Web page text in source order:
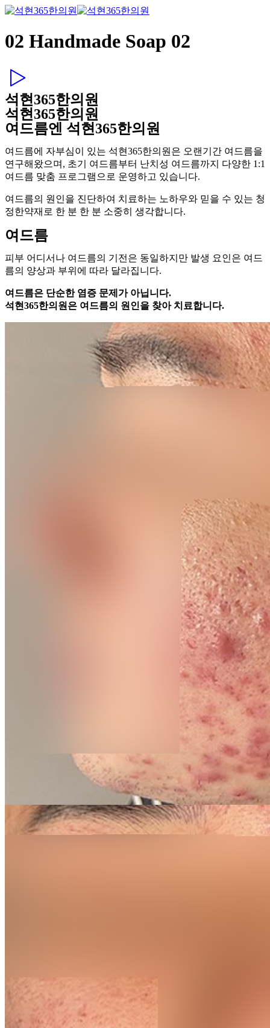
02 Handmade Soap 02
석현365한의원
석현365한의원
여드름엔 석현365한의원
여드름에 자부심이 있는 석현365한의원은 오랜기간 여드름을
연구해왔으며, 초기 여드름부터 난치성 여드름까지 다양한 1:1
여드름 맞춤 프로그램으로 운영하고 있습니다.
여드름의 원인을 진단하여 치료하는 노하우와 믿을 수 있는 청
정한약재로 한 분 한 분 소중히 생각합니다.
여드름
피부 어디서나 여드름의 기전은 동일하지만 발생 요인은 여드
름의 양상과 부위에 따라 달라집니다.
여드름은 단순한 염증 문제가 아닙니다.
석현365한의원은 여드름의 원인을 찾아 치료합니다.